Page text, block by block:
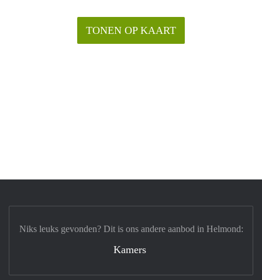
TONEN OP KAART
Niks leuks gevonden? Dit is ons andere aanbod in Helmond:
Kamers